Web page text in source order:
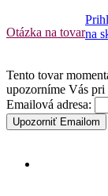
Otázka na tovarna
Tento tovar
upozorníme Vás pri
Emailová adresa:
Upozorniť Emailom